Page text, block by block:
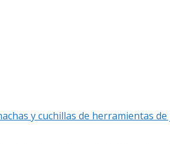
y cuchillas de herramientas